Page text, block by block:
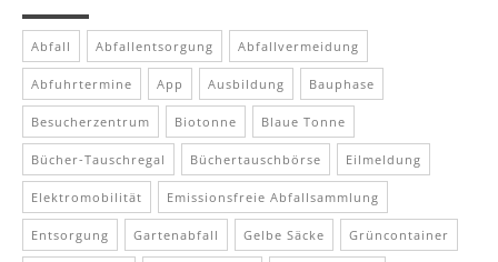
Abfall Abfallentsorgung Abfallvermeidung
Abfuhrtermine App Ausbildung Bauphase
Besucherzentrum Biotonne Blaue Tonne
Bücher-Tauschregal Büchertauschbörse Eilmeldung
Elektromobilität Emissionsfreie Abfallsammlung
Entsorgung Gartenabfall Gelbe Säcke Grüncontainer